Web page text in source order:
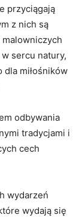
przyciągają
z nich są
sercu natury,
miłośników
odbywania
tradycjami i
cech
wydarzeń
wydają się